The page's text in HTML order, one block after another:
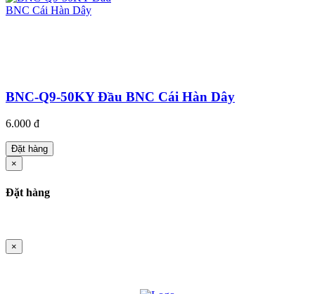
BNC-Q9-50KY Đầu BNC Cái Hàn Dây
6.000 đ
Đặt hàng
×
Đặt hàng
×